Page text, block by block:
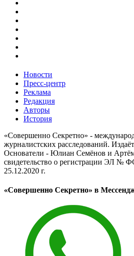
Новости
Пресс-центр
Реклама
Редакция
Авторы
История
«Совершенно Секретно» -
журналистских расследований.
Основатели - Юлиан Семёнов и
свидетельство о регистрации ЭЛ №
25.12.2020 г.
«Совершенно Секретно» в